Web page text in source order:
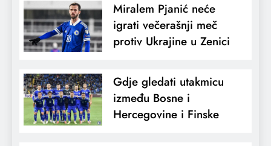
Miralem Pjanić neće
igrati večerašnji meč
protiv Ukrajine u Zenici
Gdje gledati utakmicu
između Bosne i
Hercegovine i Finske